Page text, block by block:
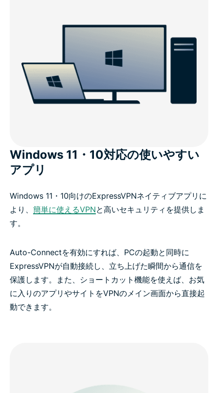
Windows 11・10対応の使いやすい
アプリ
Windows 11・10向けのExpressVPNネイティブアプリに
より、 簡単に使えるVPNと高いセキュリティを提供しま
す。
Auto-Connectを有効にすれば、PCの起動と同時に
ExpressVPNが自動接続し、立ち上げた瞬間から通信を
保護します。また、ショートカット機能を使えば、お気
に入りのアプリやサイトをVPNのメイン画面から直接起
動できます。